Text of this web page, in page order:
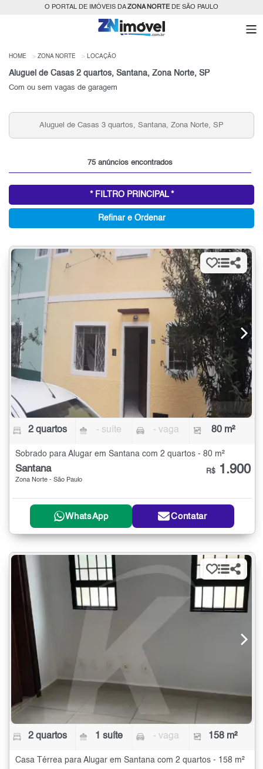
O PORTAL DE IMÓVEIS DAZONA NORTEDE SÃO PAULO
HOME ZONA NORTE LOCAÇÃO
Aluguel de Casas 2 quartos, Santana, Zona Norte, SP
Com ou sem vagas de garagem
Aluguel de Casas 3 quartos, Santana, Zona Norte, SP
75 anúncios encontrados
* FILTRO PRINCIPAL *
Refinar e Ordenar
2 quartos - suíte - vaga 80 m²
Sobrado para Alugar em Santana com 2 quartos - 80 m²
Santana
Zona Norte - São Paulo
R$ 1.900
WhatsApp Contatar
2 quartos 1 suíte - vaga 158 m²
Casa Térrea para Alugar em Santana com 2 quartos - 158 m²